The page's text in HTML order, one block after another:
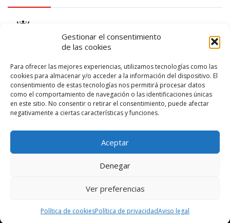
Gestionar el consentimiento
de las cookies
Para ofrecer las mejores experiencias, utilizamos tecnologías como las
cookies para almacenar y/o acceder a la información del dispositivo. El
consentimiento de estas tecnologías nos permitirá procesar datos
como el comportamiento de navegación o las identificaciones únicas
en este sitio. No consentir o retirar el consentimiento, puede afectar
negativamente a ciertas características y funciones.
Aceptar
Denegar
Ver preferencias
Política de cookiesPolítica de privacidadAviso legal
logo SID
Diseño web porSolucionetyCibernatural